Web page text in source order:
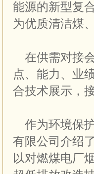
能源的新型复
为优质清洁煤
在供需对接
点、能力、业
合技术展示，
作为环境保
有限公司介绍
以对燃煤电厂